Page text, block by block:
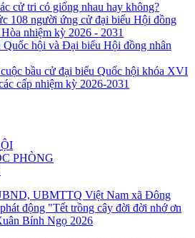
cử tri có giống nhau hay không?
108 người ứng cử đại biểu Hội đồng
nhiệm kỳ 2026 - 2031
hội và Đại biểu Hội đồng nhân
bầu cử đại biểu Quốc hội khóa XVI
cấp nhiệm kỳ 2026-2031
PHÒNG
UBMTTQ Việt Nam xã Đông
động "Tết trồng cây đời đời nhớ ơn
Bính Ngọ 2026